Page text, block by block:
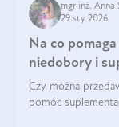
mgr inż. Anna
29 sty 2026
Na co
niedobory i
Czy można
pomóc